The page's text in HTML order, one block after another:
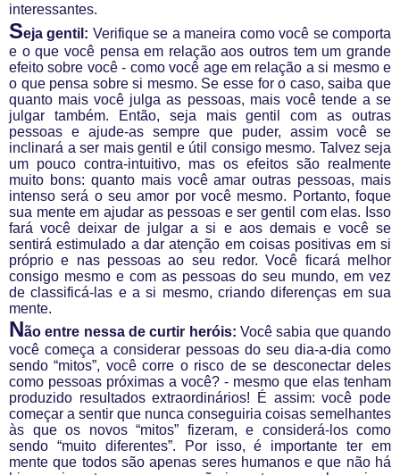
interessantes.
Seja gentil: Verifique se a maneira como você se comporta
e o que você pensa em relação aos outros tem um grande
efeito sobre você - como você age em relação a si mesmo e
o que pensa sobre si mesmo. Se esse for o caso, saiba que
quanto mais você julga as pessoas, mais você tende a se
julgar também. Então, seja mais gentil com as outras
pessoas e ajude-as sempre que puder, assim você se
inclinará a ser mais gentil e útil consigo mesmo. Talvez seja
um pouco contra-intuitivo, mas os efeitos são realmente
muito bons: quanto mais você amar outras pessoas, mais
intenso será o seu amor por você mesmo. Portanto, foque
sua mente em ajudar as pessoas e ser gentil com elas. Isso
fará você deixar de julgar a si e aos demais e você se
sentirá estimulado a dar atenção em coisas positivas em si
próprio e nas pessoas ao seu redor. Você ficará melhor
consigo mesmo e com as pessoas do seu mundo, em vez
de classificá-las e a si mesmo, criando diferenças em sua
mente.
Não entre nessa de curtir heróis: Você sabia que quando
você começa a considerar pessoas do seu dia-a-dia como
sendo “mitos”, você corre o risco de se desconectar deles
como pessoas próximas a você? - mesmo que elas tenham
produzido resultados extraordinários! É assim: você pode
começar a sentir que nunca conseguiria coisas semelhantes
às que os novos “mitos” fizeram, e considerá-los como
sendo “muito diferentes”. Por isso, é importante ter em
mente que todos são apenas seres humanos e que não há